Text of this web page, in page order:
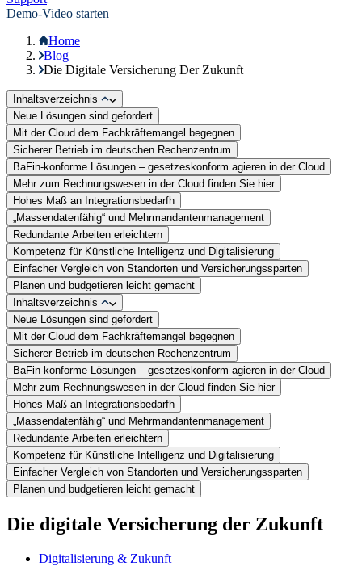
Demo-Video starten
Home
Blog
Die Digitale Versicherung Der Zukunft
Inhaltsverzeichnis
Neue Lösungen sind gefordert
Mit der Cloud dem Fachkräftemangel begegnen
Sicherer Betrieb im deutschen Rechenzentrum
BaFin-konforme Lösungen – gesetzeskonform agieren in der Cloud
Mehr zum Rechnungswesen in der Cloud finden Sie hier
Hohes Maß an Integrationsbedarfh
„Massendatenfähig“ und Mehrmandantenmanagement
Redundante Arbeiten erleichtern
Kompetenz für Künstliche Intelligenz und Digitalisierung
Einfacher Vergleich von Standorten und Versicherungssparten
Planen und budgetieren leicht gemacht
Inhaltsverzeichnis
Neue Lösungen sind gefordert
Mit der Cloud dem Fachkräftemangel begegnen
Sicherer Betrieb im deutschen Rechenzentrum
BaFin-konforme Lösungen – gesetzeskonform agieren in der Cloud
Mehr zum Rechnungswesen in der Cloud finden Sie hier
Hohes Maß an Integrationsbedarfh
„Massendatenfähig“ und Mehrmandantenmanagement
Redundante Arbeiten erleichtern
Kompetenz für Künstliche Intelligenz und Digitalisierung
Einfacher Vergleich von Standorten und Versicherungssparten
Planen und budgetieren leicht gemacht
Die digitale Versicherung der Zukunft
Digitalisierung & Zukunft